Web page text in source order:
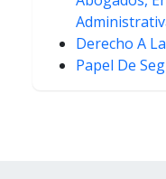
Derecho A
Papel De